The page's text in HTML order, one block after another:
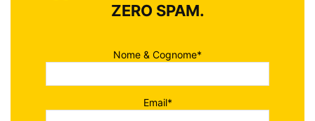
ZERO SPAM.
Nome & Cognome*
Email*